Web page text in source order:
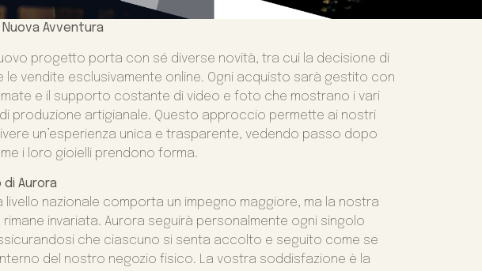
Avventura
progetto porta con sé diverse novità, tra cui la decisione di
le vendite esclusivamente online. Ogni acquisto sarà gestito con
e il supporto costante di video e foto che mostrano i vari
produzione artigianale. Questo approccio permette ai nostri
un’esperienza unica e trasparente, vedendo passo dopo
i loro gioielli prendono forma.
di Aurora
livello nazionale comporta un impegno maggiore, ma la nostra
rimane invariata. Aurora seguirà personalmente ogni singolo
che ciascuno si senta accolto e seguito come se
del nostro negozio fisico. La vostra soddisfazione è la